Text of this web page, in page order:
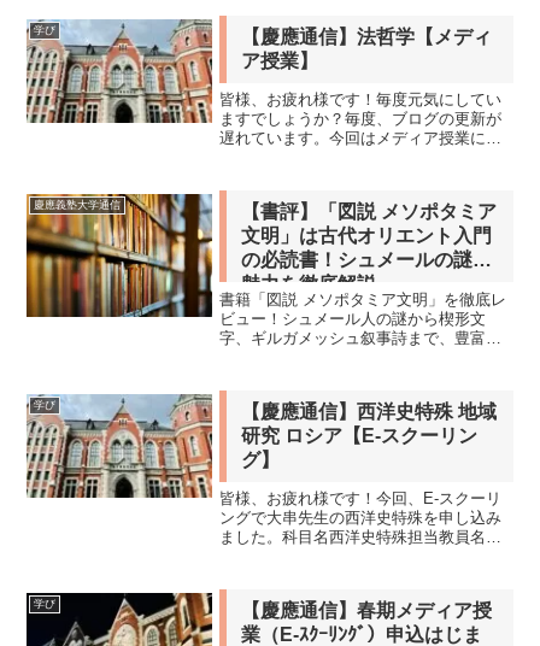
ランプ投資家アックマン氏、母校ハーバ
ード大を批判（リンク先よ...
学び
【慶應通信】法哲学【メディ
ア授業】
皆様、お疲れ様です！毎度元気にしてい
ますでしょうか？毎度、ブログの更新が
遅れています。今回はメディア授業に登
みた科目です。法哲学って何？法哲学と
は、簡単に言うと「法律っ...
慶應義塾大学通信
【書評】「図説 メソポタミア
文明」は古代オリエント入門
の必読書！シュメールの謎と
魅力を徹底解説
書籍「図説 メソポタミア文明」を徹底レ
ビュー！シュメール人の謎から楔形文
字、ギルガメッシュ叙事詩まで、豊富な
学び
【慶應通信】西洋史特殊 地域
研究 ロシア【E-スクーリン
グ】
皆様、お疲れ様です！今回、E-スクーリ
ングで大串先生の西洋史特殊を申し込み
ました。科目名西洋史特殊担当教員名大
単位2キャンパス-共通開講学部法学部専
門教育科目：地域研...
学び
【慶應通信】春期メディア授
業（E-ｽｸｰﾘﾝｸﾞ）申込はじま